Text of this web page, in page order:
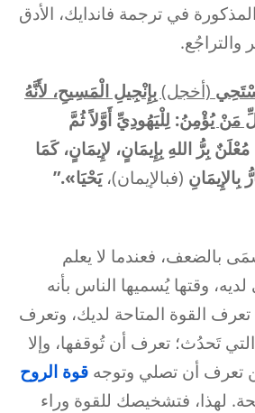
في ترجمة فاندايك، الأدق
(أخجل) بِإِنْجِيلِ الْمَسِيحِ، لأَنَّهُ
مَنْ يُؤْمِنُ: لِلْيَهُودِيِّ أَوَّلاً ثُمَّ
لأَنْ فِيهِ مُعْلَنٌ بِرُّ اللهِ بِإِيمَانٍ، لإِيمَانٍ، كَمَا
بِالإِيمَانِ (فبالإيمان)،يَحْيَا».”
بالضعف، فعندما لا يعلم
وقتها يُسميها الناس بأنه
القوة المتاحة لديك، وتعرف
تَحدُث؛ تعرف أن تُوقفها، وإلا
أن تصلي وتوجه قوة الروح
لهذا، فتشخيصك للقوة وراء